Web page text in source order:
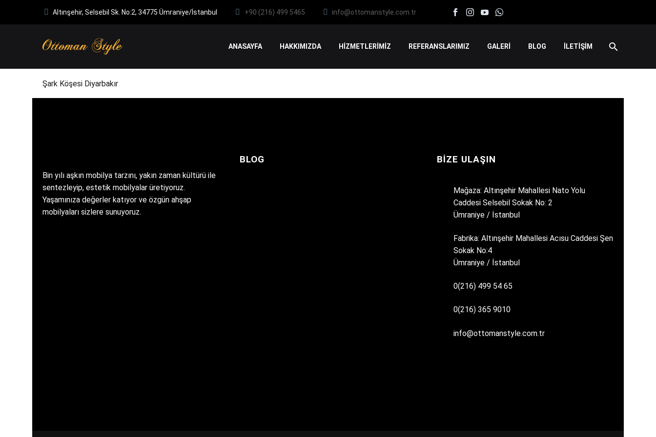
Altınşehir, Selsebil Sk. No:2, 34775 Ümraniye/İstanbul +90 (216) 499 5465 info@ottomanstyle.com.tr
ANASAYFA HAKKIMIZDA HİZMETLERİMİZ REFERANSLARIMIZ GALERİ BLOG İLETİŞİM
Şark Köşesi Diyarbakır
Bin yılı aşkın mobilya tarzını, yakın zaman kültürü ile
sentezleyip, estetik mobilyalar üretiyoruz.
Yaşamınıza değerler katıyor ve özgün ahşap
mobilyaları sizlere sunuyoruz.
BLOG BIZE ULAŞIN
Mağaza: Altınşehir Mahallesi Nato Yolu
Caddesi Selsebil Sokak No: 2
Ümraniye / İstanbul
Fabrika: Altınşehir Mahallesi Acısu Caddesi Şen
Sokak No:4
Ümraniye / İstanbul
0(216) 499 54 65
0(216) 365 9010
info@ottomanstyle.com.tr